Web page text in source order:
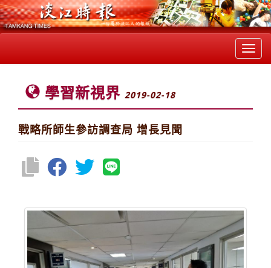
學習新視界 2019-02-18
戰略所師生參訪調查局 增長見聞